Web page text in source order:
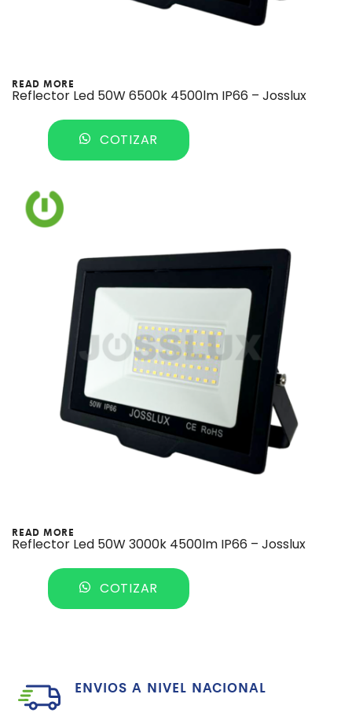
READ MORE
Reflector Led 50W 6500k 4500lm IP66 – Josslux
COTIZAR
READ MORE
Reflector Led 50W 3000k 4500lm IP66 – Josslux
COTIZAR
ENVIOS A NIVEL NACIONAL